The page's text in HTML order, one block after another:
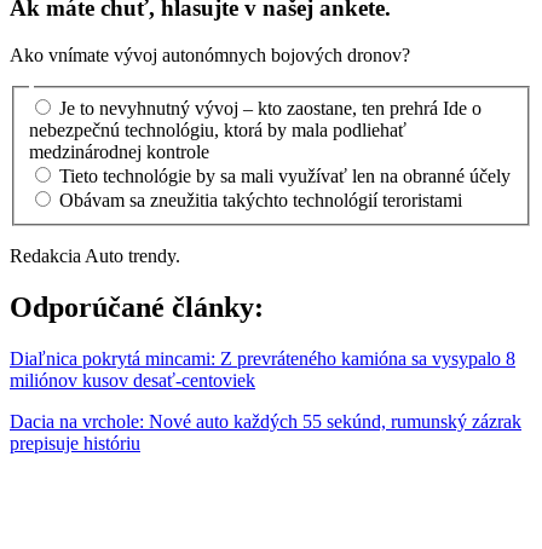
Ak máte chuť, hlasujte v našej ankete.
Ako vnímate vývoj autonómnych bojových dronov?
Je to nevyhnutný vývoj – kto zaostane, ten prehrá Ide o
nebezpečnú technológiu, ktorá by mala podliehať
medzinárodnej kontrole
Tieto technológie by sa mali využívať len na obranné účely
Obávam sa zneužitia takýchto technológií teroristami
Redakcia Auto trendy.
Odporúčané články:
Diaľnica pokrytá mincami: Z prevráteného kamióna sa vysypalo 8
miliónov kusov desať-centoviek
Dacia na vrchole: Nové auto každých 55 sekúnd, rumunský zázrak
prepisuje históriu